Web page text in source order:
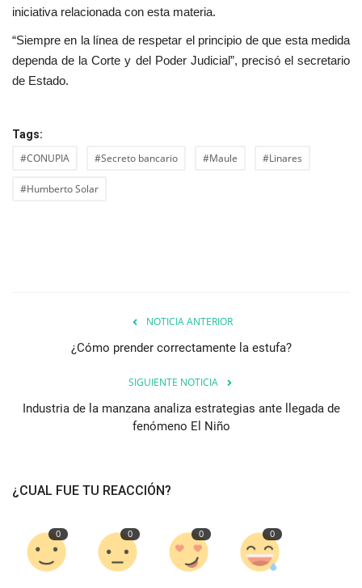
iniciativa relacionada con esta materia.
“Siempre en la línea de respetar el principio de que esta medida
dependa de la Corte y del Poder Judicial”, precisó el secretario
de Estado.
Tags:
#CONUPIA #Secreto bancario #Maule #Linares
#Humberto Solar
NOTICIA ANTERIOR
¿Cómo prender correctamente la estufa?
SIGUIENTE NOTICIA
Industria de la manzana analiza estrategias ante llegada de
fenómeno El Niño
¿CUAL FUE TU REACCIÓN?
0 0 0 0